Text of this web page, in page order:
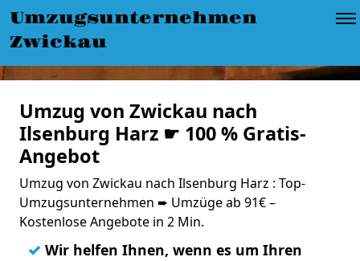
Umzugsunternehmen
Zwickau
Umzug von Zwickau nach
Ilsenburg Harz ☛ 100 % Gratis-
Angebot
Umzug von Zwickau nach Ilsenburg Harz : Top-
Umzugsunternehmen ➨ Umzüge ab 91€ –
Kostenlose Angebote in 2 Min.
✓ Wir helfen Ihnen, wenn es um Ihren